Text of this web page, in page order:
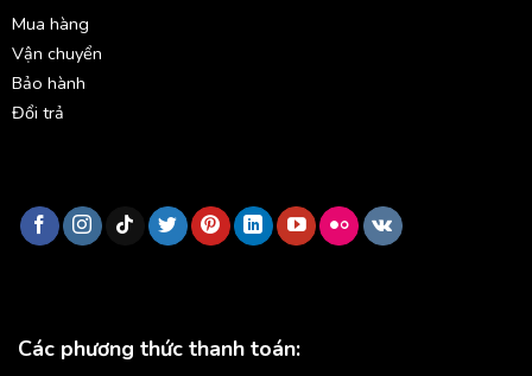
Mua hàng
Vận chuyển
Bảo hành
Đổi trả
Các phương thức thanh toán: